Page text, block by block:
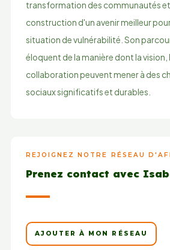
transformation des communautés et
construction d'un avenir meilleur
situation de vulnérabilité. Son
éloquent de la manière dont la
collaboration peuvent mener à des
sociaux significatifs et durables.
REJOIGNEZ NOTRE RÉSEAU
Prenez contact avec
AJOUTER À MON RÉSEAU